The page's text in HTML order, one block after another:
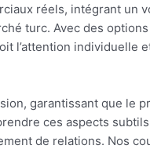
réels, intégrant un
turc. Avec des
l’attention individuelle
garantissant que le
ces aspects
de relations. Nos